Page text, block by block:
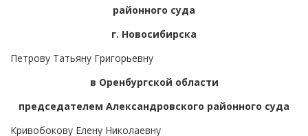
районного суда
г. Новосибирска
Петрову Татьяну Григорьевну
в Оренбургской области
председателем Александровского районного суда
Кривобокову Елену Николаевну